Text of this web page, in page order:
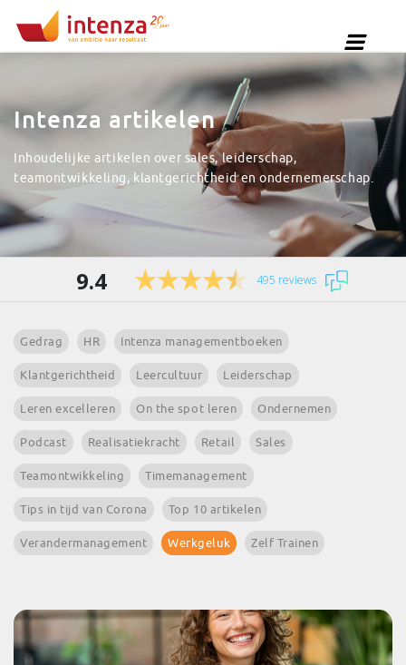
Intenza artikelen
Inhoudelijke artikelen over sales, leiderschap,
teamontwikkeling, klantgerichtheid en ondernemerschap.
9.4 495 reviews
Gedrag HR Intenza managementboeken
Klantgerichtheid Leercultuur Leiderschap
Leren excelleren On the spot leren Ondernemen
Podcast Realisatiekracht Retail Sales
Teamontwikkeling Timemanagement
Tips in tijd van Corona Top 10 artikelen
Verandermanagement Werkgeluk Zelf Trainen